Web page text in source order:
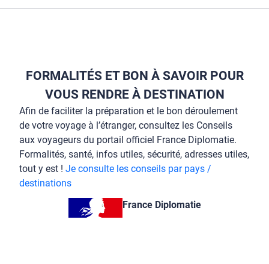
FORMALITÉS ET BON À SAVOIR POUR
VOUS RENDRE À DESTINATION
Afin de faciliter la préparation et le bon déroulement
de votre voyage à l’étranger, consultez les Conseils
aux voyageurs du portail officiel France Diplomatie.
Formalités, santé, infos utiles, sécurité, adresses utiles,
tout y est ! Je consulte les conseils par pays /
destinations
France Diplomatie